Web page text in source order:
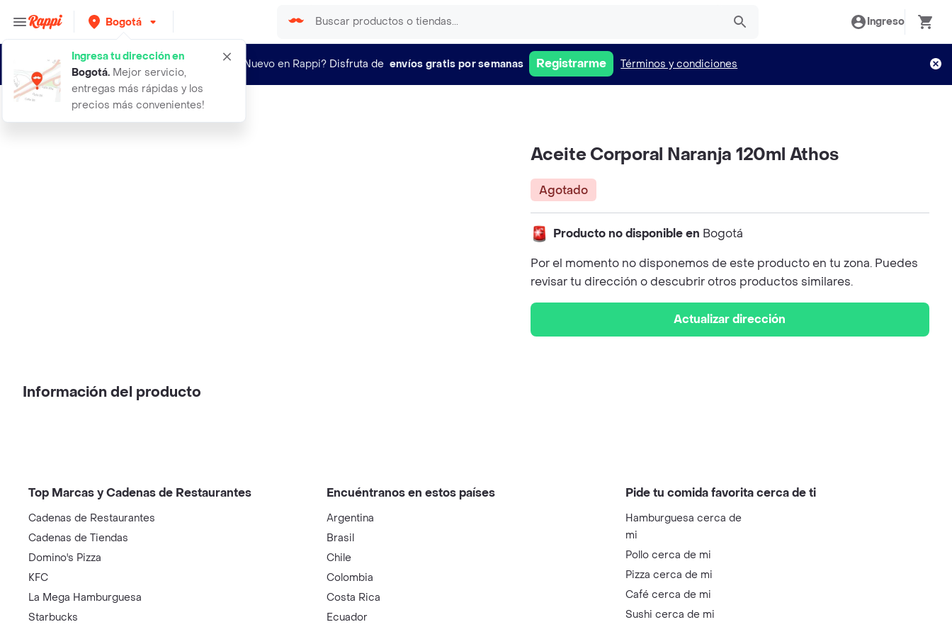
Bogotá
Ingresa tu dirección en
Bogotá. Mejor servicio,
entregas más rápidas y los
precios más convenientes!
Ingreso
¿Nuevo en Rappi? Disfruta de envíos gratis por semanas Registrarme Términos y condiciones
aceite corporal naranja 120ml athos
Aceite Corporal Naranja 120ml Athos
Agotado
Producto no disponible en Bogotá
Por el momento no disponemos de este producto en tu zona. Puedes
revisar tu dirección o descubrir otros productos similares.
Actualizar dirección
Información del producto
Top Marcas y Cadenas de Restaurantes
Cadenas de Restaurantes
Cadenas de Tiendas
Domino's Pizza
KFC
La Mega Hamburguesa
Starbucks
Encuéntranos en estos países
Argentina
Brasil
Chile
Colombia
Costa Rica
Ecuador
Pide tu comida favorita cerca de ti
Hamburguesa cerca de
mi
Pollo cerca de mi
Pizza cerca de mi
Café cerca de mi
Sushi cerca de mi